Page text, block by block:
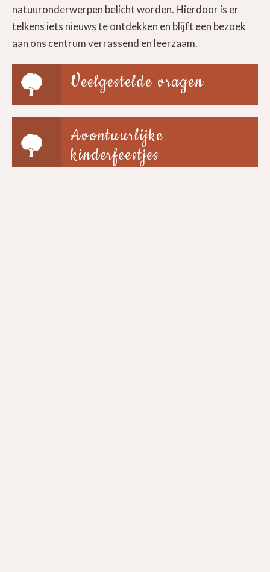
natuuronderwerpen belicht worden. Hierdoor is er
telkens iets nieuws te ontdekken en blijft een bezoek
aan ons centrum verrassend en leerzaam.
Veelgestelde vragen
Avontuurlijke
kinderfeestjes